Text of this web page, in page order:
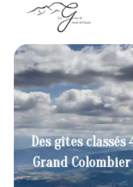
Des gîtes
Grand